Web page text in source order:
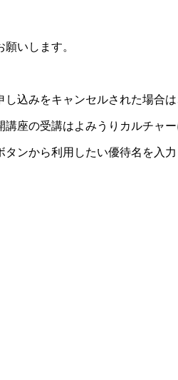
いします。
込みをキャンセルされた場合は
座の受講はよみうりカルチャー
ンから利用したい優待名を入力